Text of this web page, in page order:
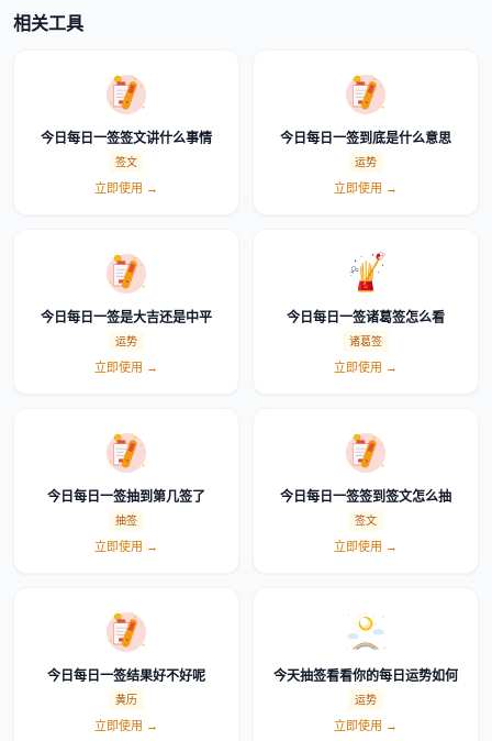
相关工具
今日每日一签签文讲什么事情
签文
立即使用 →
今日每日一签到底是什么意思
运势
立即使用 →
今日每日一签是大吉还是中平
运势
立即使用 →
今日每日一签诸葛签怎么看
诸葛签
立即使用 →
今日每日一签抽到第几签了
抽签
立即使用 →
今日每日一签签到签文怎么抽
签文
立即使用 →
今日每日一签结果好不好呢
黄历
立即使用 →
今天抽签看看你的每日运势如何
运势
立即使用 →